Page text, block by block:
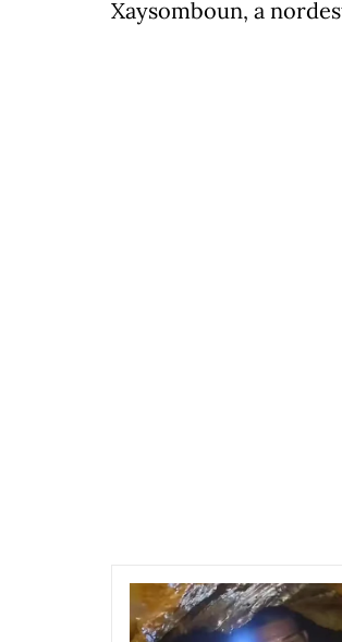
Xaysomboun, a